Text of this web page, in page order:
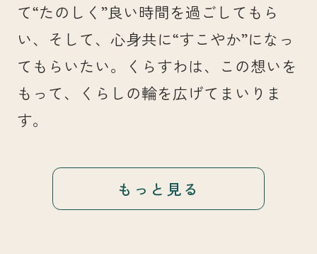
て“たのしく”良い時間を過ごしてもら
い、そして、心身共に“すこやか”になっ
てもらいたい。くらすわは、この想いを
もって、くらしの輪を広げてまいりま
す。
もっと見る